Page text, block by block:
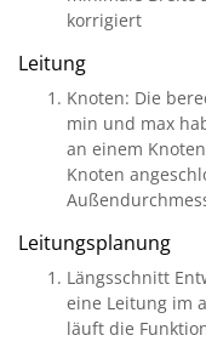
korrigiert
Leitung
Knoten: Die
min und max
an einem
Knoten
Leitungsplanung
Längsschnitt
eine Leitung im
läuft die